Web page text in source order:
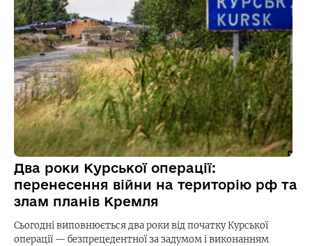
Два роки Курської операції:
перенесення війни на територію рф та
злам планів Кремля
Сьогодні виповнюється два роки від початку Курської
операції — безпрецедентної за задумом і виконанням